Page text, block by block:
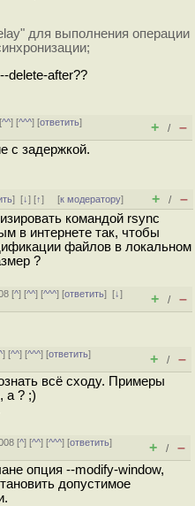
для выполнения операции
delete-after??
^^] [^^^] [ответить]
+ / –
с задержкой.
][↓] [↑] [к модератору] + / –
командой rsync
в интернете так, чтобы
файлов в локальном
?
[^] [^^] [^^^] [ответить][↓]
+ / –
] [^^] [^^^] [ответить]
+ / –
всё сходу. Примеры
а ? ;)
[^] [^^] [^^^] [ответить]
+ / –
опция --modify-window,
допустимое